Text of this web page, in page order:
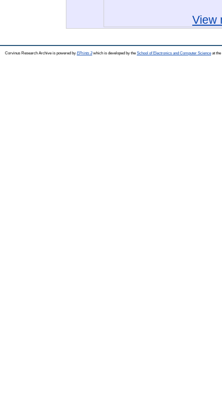
View
Corvinus Research Archive is powered by EPrints 3which is developed by the School of Electronics and Computer Science at